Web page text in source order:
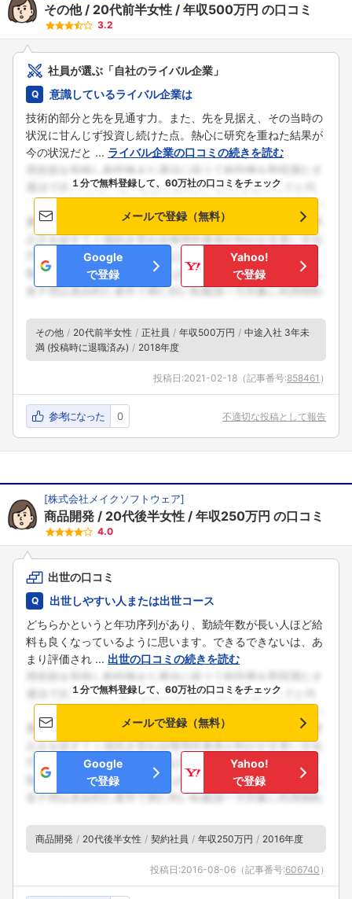
こちらの企業もフォローしませんか？
その他 20代前半女性 年収500万円 の口コミ
3.2
社員が選ぶ「自社のライバル企業」
意識しているライバル企業は
技術的部分と先を見通す力。また、先を見据え、その当時の
状況に甘んじず投資し続けた点。熱心に研究を重ねた結果が
今の状況だと ... ライバル企業の口コミの続きを読む
１分で無料登録して、60万社の口コミをチェック
メールで登録（無料）
Google
で登録
Yahoo!
で登録
その他 20代前半女性 正社員 年収500万円
中途入社 3年未
満 (投稿時に退職済み)
2018年度
投稿日:2021-02-18 （記事番号:858461 ）
参考になった 0 不適切な投稿として報告
[株式会社メイクソフトウェア]
商品開発 20代後半女性 年収250万円 の口コミ
4.0
出世の口コミ
出世しやすい人または出世コース
どちらかというと年功序列があり、勤続年数が長い人ほど給
料も良くなっているように思います。できるできないは、あ
まり評価され ... 出世の口コミの続きを読む
１分で無料登録して、60万社の口コミをチェック
メールで登録（無料）
Google
で登録
Yahoo!
で登録
商品開発 20代後半女性 契約社員 年収250万円 2016年度
投稿日:2016-08-06 （記事番号:606740 ）